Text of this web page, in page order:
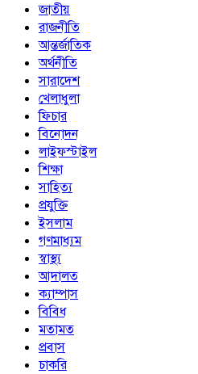
জাতীয়
রাজনীতি
আন্তর্জাতিক
অর্থনীতি
সারাদেশ
খেলাধুলা
ফিচার
বিনোদন
লাইফস্টাইল
শিক্ষা
সাহিত্য
প্রযুক্তি
ইসলাম
গণমাধ্যম
স্বাস্থ্য
আদালত
ক্যাম্পাস
বিবিধ
মতামত
প্রবাস
চাকরি